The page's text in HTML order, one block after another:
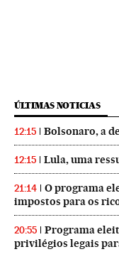
ÚLTIMAS NOTICIAS
12:15 Bolsonaro, a
12:15 Lula, uma
21:14
O programa
impostos para os
20:55
Programa
privilégios legais